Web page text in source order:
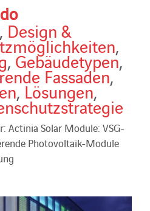
, Design &
,
,Gebäudetypen,
Fassaden,
,Lösungen,
Actinia Solar Module: VSG-
Photovoltaik-Module